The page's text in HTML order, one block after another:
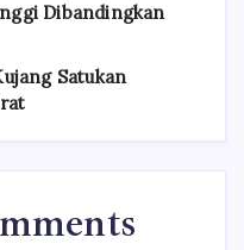
Dibandingkan
Satukan